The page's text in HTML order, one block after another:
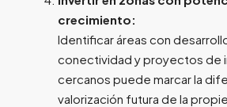
crecimiento:
Identificar áreas con
conectividad y proyectos de
cercanos puede marcar la
valorización futura de la